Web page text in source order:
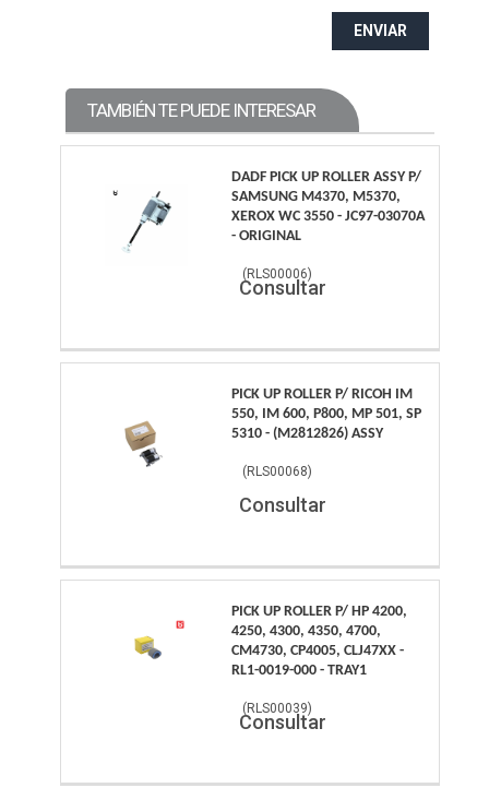
ENVIAR
TAMBIÉN TE PUEDE INTERESAR
DADF PICK UP ROLLER ASSY P/
SAMSUNG M4370, M5370,
XEROX WC 3550 - JC97-03070A
- ORIGINAL
(RLS00006)
Consultar
PICK UP ROLLER P/ RICOH IM
550, IM 600, P800, MP 501, SP
5310 - (M2812826) ASSY
(RLS00068)
Consultar
PICK UP ROLLER P/ HP 4200,
4250, 4300, 4350, 4700,
CM4730, CP4005, CLJ47XX -
RL1-0019-000 - TRAY1
(RLS00039)
Consultar